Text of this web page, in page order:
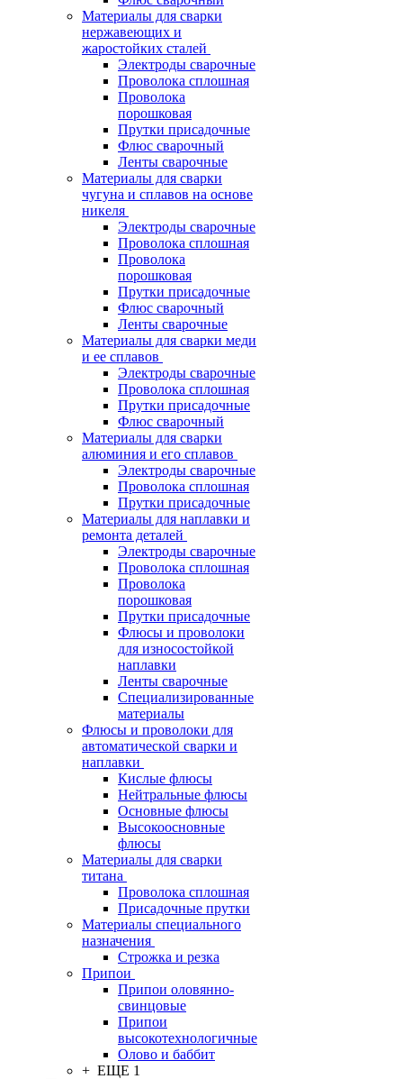
Материалы для сварки
нержавеющих и
жаростойких сталей
Электроды сварочные
Проволока сплошная
Проволока
порошковая
Прутки присадочные
Флюс сварочный
Ленты сварочные
Материалы для сварки
чугуна и сплавов на основе
никеля
Электроды сварочные
Проволока сплошная
Проволока
порошковая
Прутки присадочные
Флюс сварочный
Ленты сварочные
Материалы для сварки меди
и ее сплавов
Электроды сварочные
Проволока сплошная
Прутки присадочные
Флюс сварочный
Материалы для сварки
алюминия и его сплавов
Электроды сварочные
Проволока сплошная
Прутки присадочные
Материалы для наплавки и
ремонта деталей
Электроды сварочные
Проволока сплошная
Проволока
порошковая
Прутки присадочные
Флюсы и проволоки
для износостойкой
наплавки
Ленты сварочные
Специализированные
материалы
Флюсы и проволоки для
автоматической сварки и
наплавки
Кислые флюсы
Нейтральные флюсы
Основные флюсы
Высокоосновные
флюсы
Материалы для сварки
титана
Проволока сплошная
Присадочные прутки
Материалы специального
назначения
Строжка и резка
Припои
Припои оловянно-
свинцовые
Припои
высокотехнологичные
Олово и баббит
+ ЕЩЕ 1